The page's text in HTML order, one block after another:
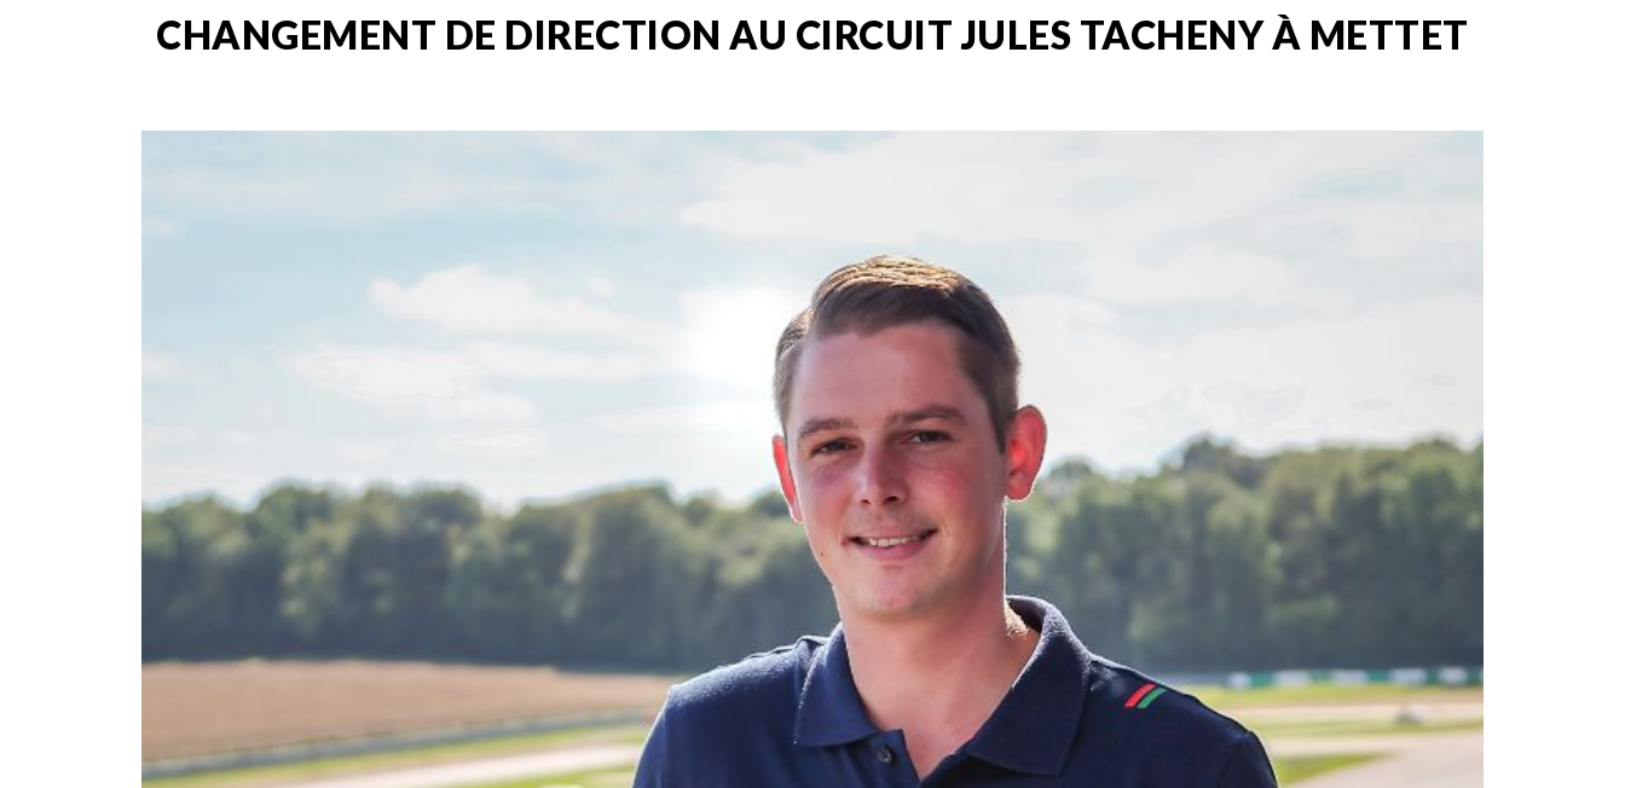
CHANGEMENT DE DIRECTION AU CIRCUIT JULES TACHENY À METTET